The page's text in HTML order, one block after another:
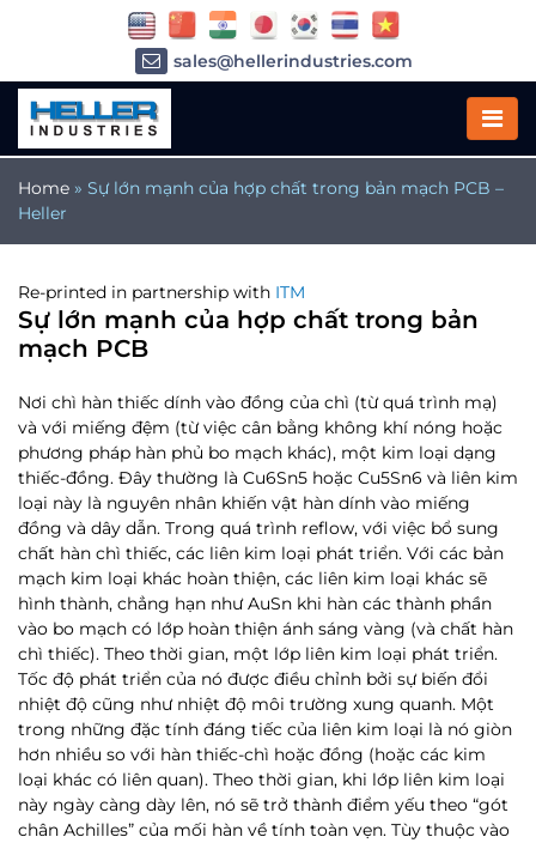
Home » Sự lớn mạnh của hợp chất trong bản mạch PCB –
Heller
Re-printed in partnership with ITM
Sự lớn mạnh của hợp chất trong bản
mạch PCB
Nơi chì hàn thiếc dính vào đồng của chì (từ quá trình mạ)
và với miếng đệm (từ việc cân bằng không khí nóng hoặc
phương pháp hàn phủ bo mạch khác), một kim loại dạng
thiếc-đồng. Đây thường là Cu6Sn5 hoặc Cu5Sn6 và liên kim
loại này là nguyên nhân khiến vật hàn dính vào miếng
đồng và dây dẫn. Trong quá trình reflow, với việc bổ sung
chất hàn chì thiếc, các liên kim loại phát triển. Với các bản
mạch kim loại khác hoàn thiện, các liên kim loại khác sẽ
hình thành, chẳng hạn như AuSn khi hàn các thành phần
vào bo mạch có lớp hoàn thiện ánh sáng vàng (và chất hàn
chì thiếc). Theo thời gian, một lớp liên kim loại phát triển.
Tốc độ phát triển của nó được điều chỉnh bởi sự biến đổi
nhiệt độ cũng như nhiệt độ môi trường xung quanh. Một
trong những đặc tính đáng tiếc của liên kim loại là nó giòn
hơn nhiều so với hàn thiếc-chì hoặc đồng (hoặc các kim
loại khác có liên quan). Theo thời gian, khi lớp liên kim loại
này ngày càng dày lên, nó sẽ trở thành điểm yếu theo “gót
chân Achilles” của mối hàn về tính toàn vẹn. Tùy thuộc vào
sales@hellerindustries.com
service@hellerindustries.com